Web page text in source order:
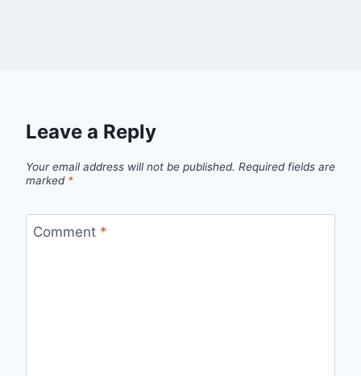
Leave a Reply
Your email address will not be published. Required fields are
marked *
Comment *